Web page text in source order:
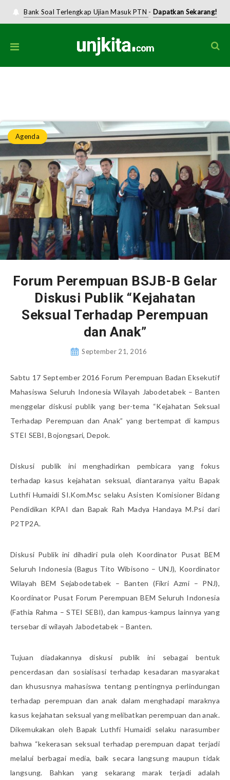
Bank Soal Terlengkap Ujian Masuk PTN - Dapatkan Sekarang!
Agenda
Forum Perempuan BSJB-B Gelar
Diskusi Publik “Kejahatan
Seksual Terhadap Perempuan
dan Anak”
September 21, 2016
Sabtu 17 September 2016 Forum Perempuan Badan Eksekutif
Mahasiswa Seluruh Indonesia Wilayah Jabodetabek – Banten
menggelar diskusi publik yang ber-tema “Kejahatan Seksual
Terhadap Perempuan dan Anak” yang bertempat di kampus
STEI SEBI, Bojongsari, Depok.
Diskusi publik ini menghadirkan pembicara yang fokus
terhadap kasus kejahatan seksual, diantaranya yaitu Bapak
Luthfi Humaidi SI.Kom.Msc selaku Asisten Komisioner Bidang
Pendidikan KPAI dan Bapak Rah Madya Handaya M.Psi dari
P2TP2A.
Diskusi Publik ini dihadiri pula oleh Koordinator Pusat BEM
Seluruh Indonesia (Bagus Tito Wibisono – UNJ), Koordinator
Wilayah BEM Sejabodetabek – Banten (Fikri Azmi – PNJ),
Koordinator Pusat Forum Perempuan BEM Seluruh Indonesia
(Fathia Rahma – STEI SEBI), dan kampus-kampus lainnya yang
tersebar di wilayah Jabodetabek – Banten.
Tujuan diadakannya diskusi publik ini sebagai bentuk
pencerdasan dan sosialisasi terhadap kesadaran masyarakat
dan khususnya mahasiswa tentang pentingnya perlindungan
terhadap perempuan dan anak dalam menghadapi maraknya
kasus kejahatan seksual yang melibatkan perempuan dan anak.
Dikemukakan oleh Bapak Luthfi Humaidi selaku narasumber
bahwa “kekerasan seksual terhadap perempuan dapat terjadi
melalui berbagai media, baik secara langsung maupun tidak
langsung. Bahkan yang sekarang marak terjadi adalah